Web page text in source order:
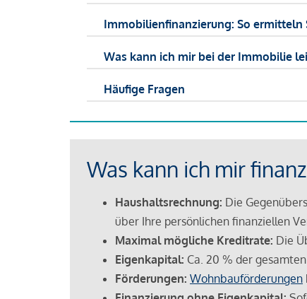
Immobilienfinanzierung: So ermitteln
Was kann ich mir bei der Immobilie
Häufige Fragen
Was kann ich mir
Haushaltsrechnung: Die
über Ihre persönlichen finanziellen
Maximal mögliche Kreditrate: Die
Eigenkapital: Ca. 20 % der
Förderungen: Wohnbauförderungen